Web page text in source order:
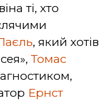
ті, хто
, який хотів
Томас
агностиком,
Ернст